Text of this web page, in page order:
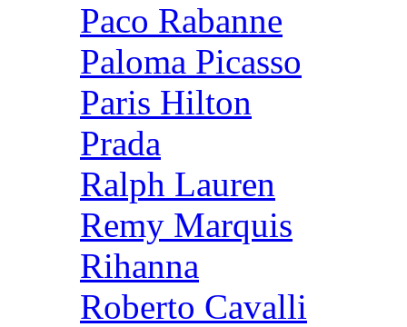
Paco Rabanne
Paloma Picasso
Paris Hilton
Prada
Ralph Lauren
Remy Marquis
Rihanna
Roberto Cavalli